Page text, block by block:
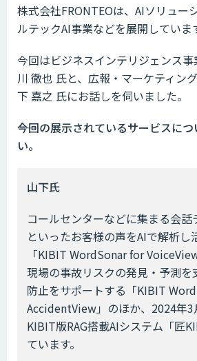
株式会社FRONTEOは、AIソリュー
ルテックAI事業などを展開していま
今回はビジネスインテリジェンス
川 徹也 氏と、広報・マーケティン
下 嘉之 氏にお話しを伺いました。
――今回の展示されているサービスに
い。
山下氏
コールセンターなどに集まる会
といったお客様の声をAIで解析し
「KIBIT WordSonar for
現場の事故リスクの発見・予測を
防止をサポートする「KIBIT
AccidentView」のほか、2024年3
KIBIT版RAG搭載AIシステム「匠
ています。